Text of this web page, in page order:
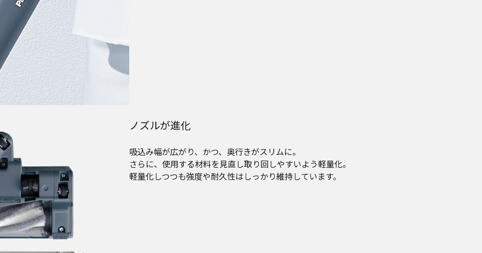
ノズルが進化
吸込み幅が広がり、かつ、奥行きがスリムに。
さらに、使用する材料を見直し取り回しやすいよう軽量化。
軽量化しつつも強度や耐久性はしっかり維持しています。